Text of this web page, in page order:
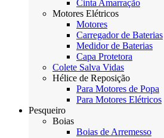
Cinta Amarração
Motores Elétricos
Motores
Carregador de Baterias
Medidor de Baterias
Capa Protetora
Colete Salva Vidas
Hélice de Reposição
Para Motores de Popa
Para Motores Elétricos
Pesqueiro
Boias
Boias de Arremesso